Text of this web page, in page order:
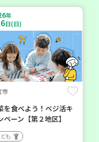
年
6日(日)
市
を食べよう！ベジ活キ
ペーン【第２地区】
も